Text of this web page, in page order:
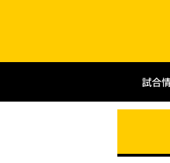
試合